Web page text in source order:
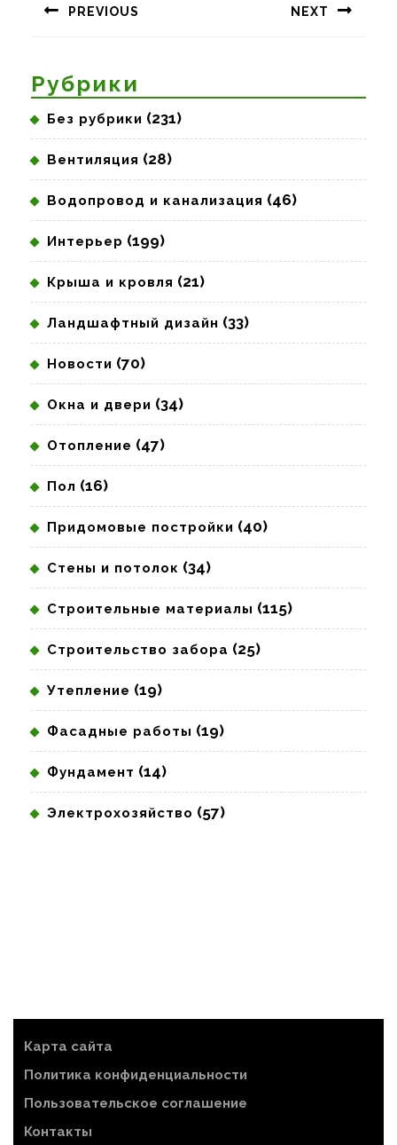
записям
PREVIOUS NEXT
Рубрики
Без рубрики (231)
Вентиляция (28)
Водопровод и канализация (46)
Интерьер (199)
Крыша и кровля (21)
Ландшафтный дизайн (33)
Новости (70)
Окна и двери (34)
Отопление (47)
Пол (16)
Придомовые постройки (40)
Стены и потолок (34)
Строительные материалы (115)
Строительство забора (25)
Утепление (19)
Фасадные работы (19)
Фундамент (14)
Электрохозяйство (57)
Карта сайта
Политика конфиденциальности
Пользовательское соглашение
Контакты